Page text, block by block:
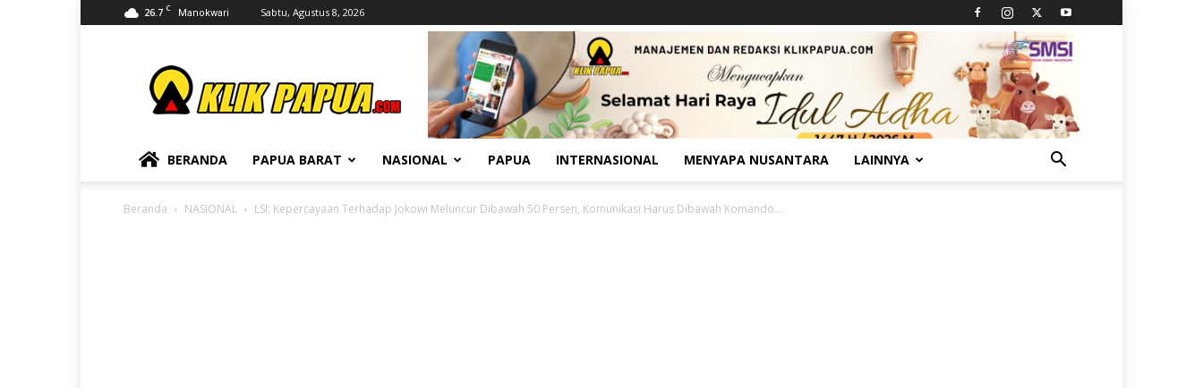
26.7 C Manokwari Sabtu, Agustus 8, 2026
BERANDA PAPUA BARAT NASIONAL PAPUA INTERNASIONAL MENYAPA NUSANTARA LAINNYA
Beranda NASIONAL LSI: Kepercayaan Terhadap Jokowi Meluncur Dibawah 50 Persen, Komunikasi Harus Dibawah Komando...